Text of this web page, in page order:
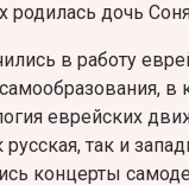
родилась дочь
в работу
в
еврейских
так и
концерты